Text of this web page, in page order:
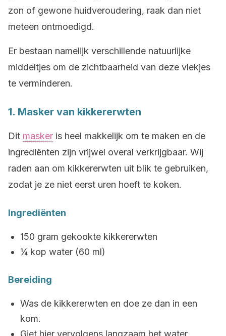
zon of gewone huidveroudering, raak dan niet
meteen ontmoedigd.
Er bestaan namelijk verschillende natuurlijke
middeltjes om de zichtbaarheid van deze vlekjes
te verminderen.
1. Masker van kikkererwten
Dit masker is heel makkelijk om te maken en de
ingrediënten zijn vrijwel overal verkrijgbaar. Wij
raden aan om kikkererwten uit blik te gebruiken,
zodat je ze niet eerst uren hoeft te koken.
Ingrediënten
150 gram gekookte kikkererwten
¼ kop water (60 ml)
Bereiding
Was de kikkererwten en doe ze dan in een
kom.
Giet hier vervolgens langzaam het water